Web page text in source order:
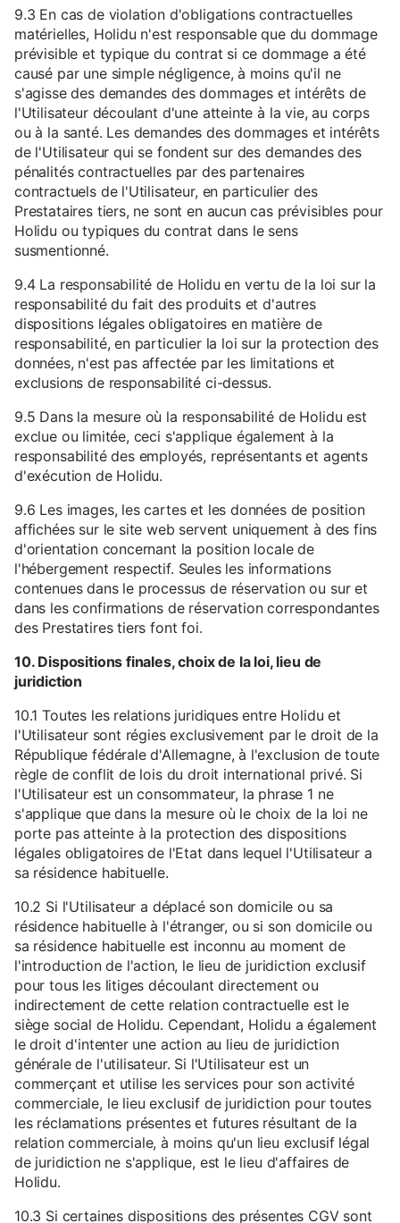
9.3 En cas de violation d'obligations contractuelles
matérielles, Holidu n'est responsable que du dommage
prévisible et typique du contrat si ce dommage a été
causé par une simple négligence, à moins qu'il ne
s'agisse des demandes des dommages et intérêts de
l'Utilisateur découlant d'une atteinte à la vie, au corps
ou à la santé. Les demandes des dommages et intérêts
de l'Utilisateur qui se fondent sur des demandes des
pénalités contractuelles par des partenaires
contractuels de l'Utilisateur, en particulier des
Prestataires tiers, ne sont en aucun cas prévisibles pour
Holidu ou typiques du contrat dans le sens
susmentionné.
9.4 La responsabilité de Holidu en vertu de la loi sur la
responsabilité du fait des produits et d'autres
dispositions légales obligatoires en matière de
responsabilité, en particulier la loi sur la protection des
données, n'est pas affectée par les limitations et
exclusions de responsabilité ci-dessus.
9.5 Dans la mesure où la responsabilité de Holidu est
exclue ou limitée, ceci s'applique également à la
responsabilité des employés, représentants et agents
d'exécution de Holidu.
9.6 Les images, les cartes et les données de position
affichées sur le site web servent uniquement à des fins
d'orientation concernant la position locale de
l'hébergement respectif. Seules les informations
contenues dans le processus de réservation ou sur et
dans les confirmations de réservation correspondantes
des Prestatires tiers font foi.
10. Dispositions finales, choix de la loi, lieu de
juridiction
10.1 Toutes les relations juridiques entre Holidu et
l'Utilisateur sont régies exclusivement par le droit de la
République fédérale d'Allemagne, à l'exclusion de toute
règle de conflit de lois du droit international privé. Si
l'Utilisateur est un consommateur, la phrase 1 ne
s'applique que dans la mesure où le choix de la loi ne
porte pas atteinte à la protection des dispositions
légales obligatoires de l'Etat dans lequel l'Utilisateur a
sa résidence habituelle.
10.2 Si l'Utilisateur a déplacé son domicile ou sa
résidence habituelle à l'étranger, ou si son domicile ou
sa résidence habituelle est inconnu au moment de
l'introduction de l'action, le lieu de juridiction exclusif
pour tous les litiges découlant directement ou
indirectement de cette relation contractuelle est le
siège social de Holidu. Cependant, Holidu a également
le droit d'intenter une action au lieu de juridiction
générale de l'utilisateur. Si l'Utilisateur est un
commerçant et utilise les services pour son activité
commerciale, le lieu exclusif de juridiction pour toutes
les réclamations présentes et futures résultant de la
relation commerciale, à moins qu'un lieu exclusif légal
de juridiction ne s'applique, est le lieu d'affaires de
Holidu.
10.3 Si certaines dispositions des présentes CGV sont